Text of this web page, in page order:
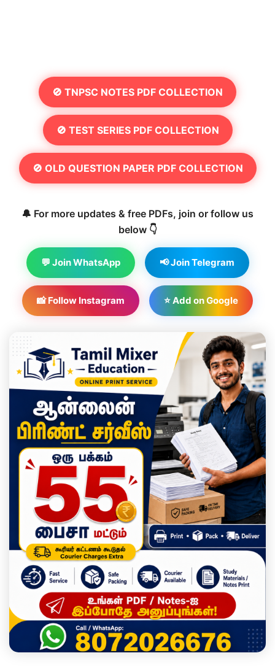
🚫 TNPSC NOTES PDF COLLECTION
🚫 TEST SERIES PDF COLLECTION
🚫 OLD QUESTION PAPER PDF COLLECTION
🔔 For more updates & free PDFs, join or follow us
below 👇
💬 Join WhatsApp 📢 Join Telegram
📸 Follow Instagram ⭐ Add on Google